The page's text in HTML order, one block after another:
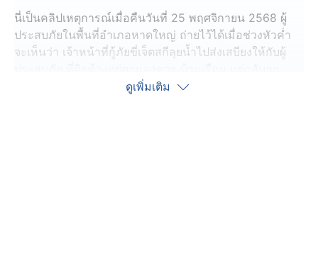
นี่เป็นคลิปเหตุการณ์เมื่อคืนวันที่ 25 พฤศจิกายน 2568 ผู้
ประสบภัยในพื้นที่อำเภอหาดใหญ่ ถ่ายไว้ได้เมื่อช่วงหัวค่ำ
จะเห็นว่า เจ้าหน้าที่กู้ภัยขี่เจ็ตสกีลุยน้ำไปส่งเสบียงให้กับผู้
บุคคลปริศนา คาดว่าน่าจะเป็นผู้ประสบภัย ลั่นกระสุนปืนไล่
ดูเพิ่มเติม